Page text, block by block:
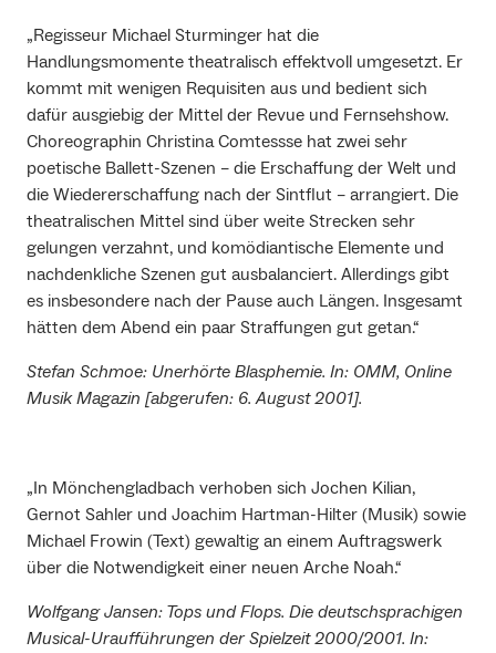
„Regisseur Michael Sturminger hat die
Handlungsmomente theatralisch effektvoll umgesetzt. Er
kommt mit wenigen Requisiten aus und bedient sich
dafür ausgiebig der Mittel der Revue und Fernsehshow.
Choreographin Christina Comtessse hat zwei sehr
poetische Ballett-Szenen – die Erschaffung der Welt und
die Wiedererschaffung nach der Sintflut – arrangiert. Die
theatralischen Mittel sind über weite Strecken sehr
gelungen verzahnt, und komödiantische Elemente und
nachdenkliche Szenen gut ausbalanciert. Allerdings gibt
es insbesondere nach der Pause auch Längen. Insgesamt
hätten dem Abend ein paar Straffungen gut getan.“
Stefan Schmoe: Unerhörte Blasphemie. In: OMM, Online
Musik Magazin [abgerufen: 6. August 2001].
„In Mönchengladbach verhoben sich Jochen Kilian,
Gernot Sahler und Joachim Hartman-Hilter (Musik) sowie
Michael Frowin (Text) gewaltig an einem Auftragswerk
über die Notwendigkeit einer neuen Arche Noah.“
Wolfgang Jansen: Tops und Flops. Die deutschsprachigen
Musical-Uraufführungen der Spielzeit 2000/2001. In: